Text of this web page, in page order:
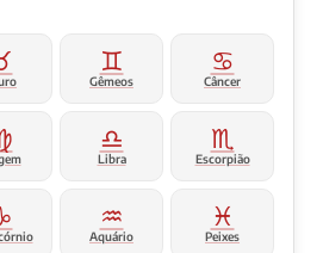
♊
Gêmeos
♋
Câncer
♎
Libra
♏
Escorpião
♒
Aquário
♓
Peixes